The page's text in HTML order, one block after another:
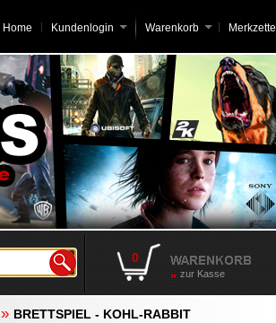
Home Kundenlogin Merkzettel
Warenkorb
0
zur Kasse
» BRETTSPIEL - KOHL-RABBIT